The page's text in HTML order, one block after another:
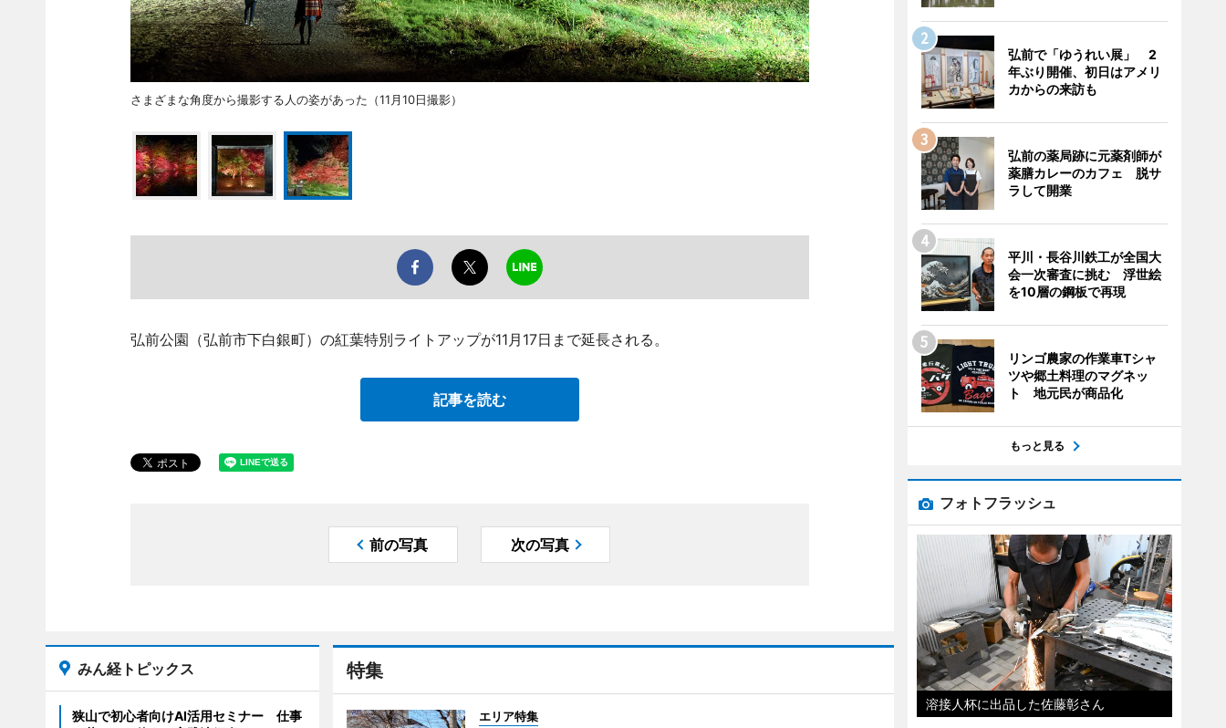
さまざまな角度から撮影する人の姿があった（11月10日撮影）
弘前公園（弘前市下白銀町）の紅葉特別ライトアップが11月17日まで延長される。
記事を読む
前の写真 次の写真
特集
エリア特集
みん経トピックス
狭山で初心者向けAI活用セミナー 仕事
弘前で「ゆうれい展」 2
年ぶり開催、初日はアメリ
カからの来訪も
弘前の薬局跡に元薬剤師が
薬膳カレーのカフェ 脱サ
ラして開業
平川・長谷川鉄工が全国大
会一次審査に挑む 浮世絵
を10層の鋼板で再現
リンゴ農家の作業車Tシャ
ツや郷土料理のマグネッ
ト 地元民が商品化
もっと見る
フォトフラッシュ
溶接人杯に出品した佐藤彰さん